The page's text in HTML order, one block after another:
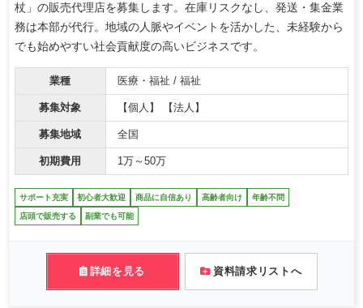
杖」の販売代理店を募集します。在庫リスクなし、発送・集金業
務は本部が代行。地域の人脈やイベントを活かした、未経験から
でも始めやすい社会貢献度の高いビジネスです。
業種 医療・福祉 / 福祉
募集対象 【個人】 【法人】
募集地域 全国
初期費用 1万～50万
サポート充実 初心者大歓迎 商品に自信あり 高齢者向け 年齢不問
店頭で販売する 副業でも可能
詳細を見る 資料請求リストへ